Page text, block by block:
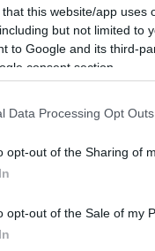
that this website/app
but not limited to
to Google and its third-
consent section.
Data Processing Opt Outs
opt-out of the Sharing of
opt-out of the Sale of my
az OX-IT Kft.-vel
Egyetem
tömeg
közlendője
applikáción
karperec hívja
és jelentősen
focisulit kilenc éve